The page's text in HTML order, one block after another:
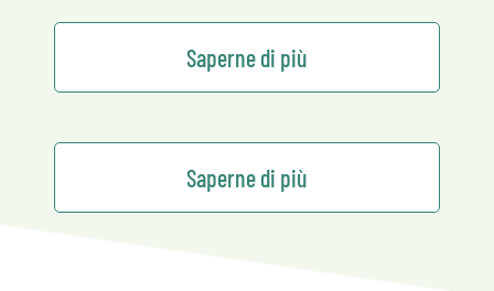
Saperne di più
Saperne di più